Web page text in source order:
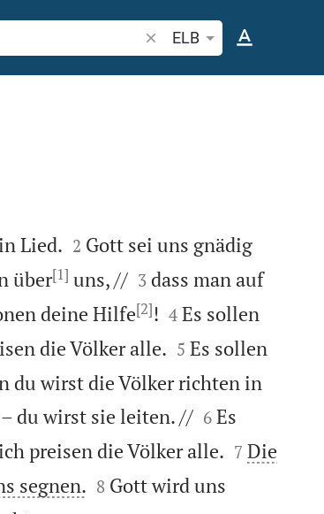
Bibelstelle oder Begriff suchen
ELB
Lied.
2 Gott sei uns gnädig
über[1] uns, //
3 dass man auf
deine Hilfe[2]!
4 Es sollen
die Völker alle.
5 Es sollen
du wirst die Völker richten in
du wirst sie leiten. //
6 Es
preisen die Völker alle.
7 Die
segnen.
8 Gott wird uns